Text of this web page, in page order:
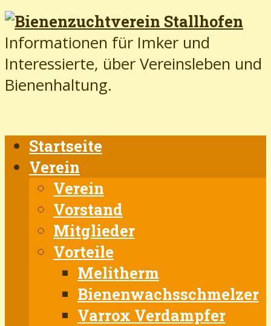
Informationen für Imker und
Interessierte, über Vereinsleben und
Bienenhaltung.
Startseite
Verein
Verein
Vorstand
Mitglieder
Vorteile
Melitherm
Bienenwachsschmelzer
Varrox Verdampfer